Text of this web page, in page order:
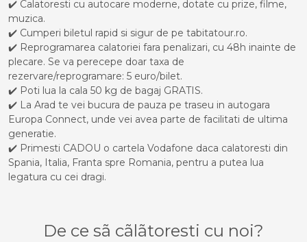
✔️ Calatoresti cu autocare moderne, dotate cu prize, filme,
muzica.
✔️ Cumperi biletul rapid si sigur de pe tabitatour.ro.
✔️ Reprogramarea calatoriei fara penalizari, cu 48h inainte de
plecare. Se va perecepe doar taxa de
rezervare/reprogramare: 5 euro/bilet.
✔️ Poti lua la cala 50 kg de bagaj GRATIS.
✔️ La Arad te vei bucura de pauza pe traseu in autogara
Europa Connect, unde vei avea parte de facilitati de ultima
generatie.
✔️ Primesti CADOU o cartela Vodafone daca calatoresti din
Spania, Italia, Franta spre Romania, pentru a putea lua
legatura cu cei dragi.
De ce sã cãlãtoresti cu noi?